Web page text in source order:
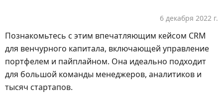
6 декабря 2022 г.
Познакомьтесь с этим впечатляющим кейсом CRM
для венчурного капитала, включающей управление
портфелем и пайплайном. Она идеально подходит
для большой команды менеджеров, аналитиков и
тысяч стартапов.